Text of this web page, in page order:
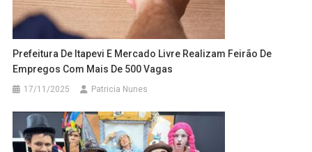
Prefeitura De Itapevi E Mercado Livre Realizam Feirão De
Empregos Com Mais De 500 Vagas
17/11/2025 Patricia Nunes